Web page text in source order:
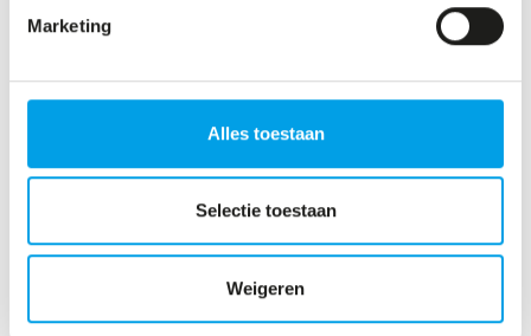
Marketing
Alles toestaan
Selectie toestaan
Weigeren
015 – 20 62 000
info@number01.nl
Burgemeestersrand 198b
2625 NZ Delft
VOLG ONS OP: